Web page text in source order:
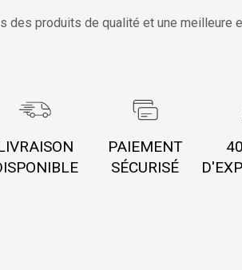
des produits de qualité et une meilleure
PAIEMENT
SÉCURISÉ